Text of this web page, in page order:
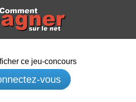
ce jeu-concours
vous